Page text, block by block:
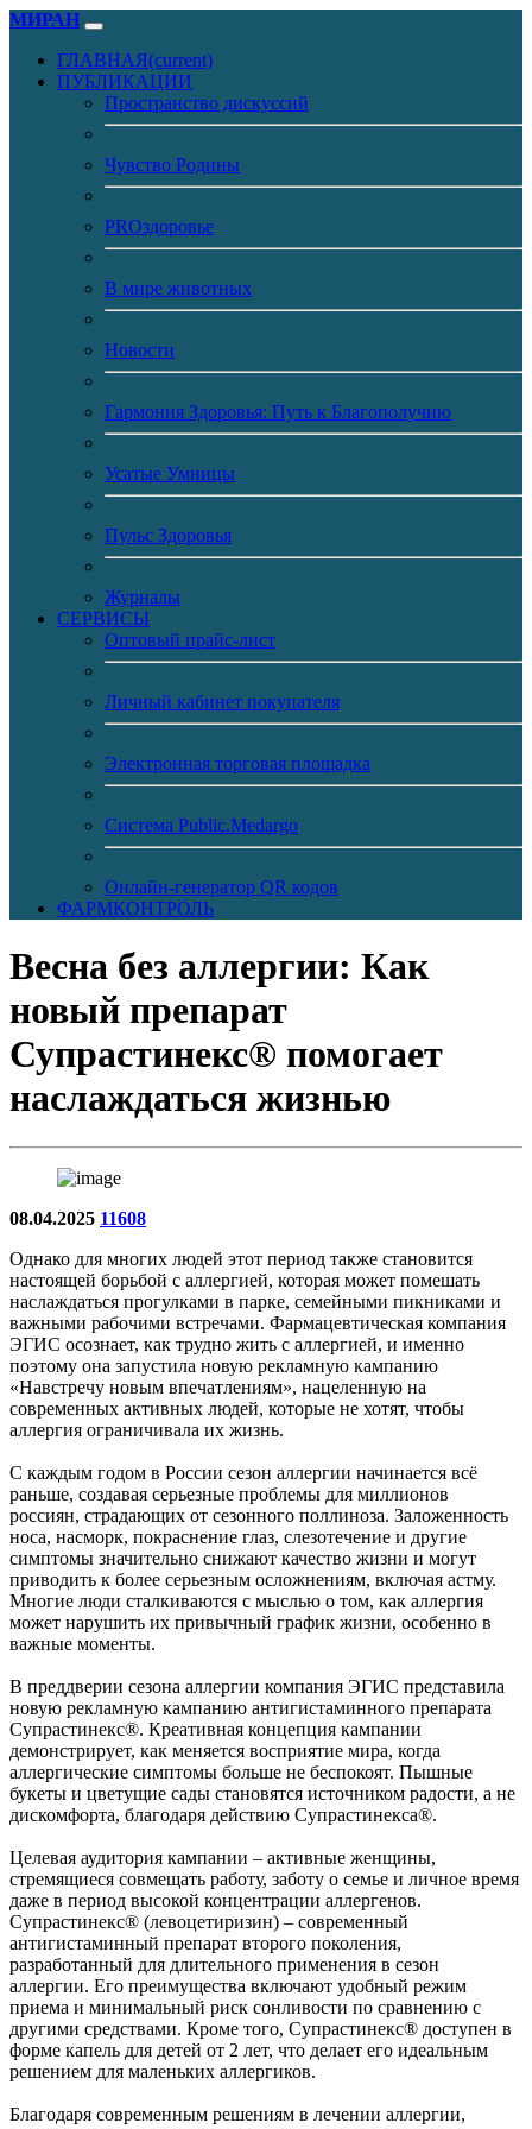
МИРАН
ГЛАВНАЯ(current)
ПУБЛИКАЦИИ
Пространство дискуссий
Чувство Родины
PROздоровье
В мире животных
Новости
Гармония Здоровья: Путь к Благополучию
Усатые Умницы
Пульс Здоровья
Журналы
CЕРВИСЫ
Оптовый прайс-лист
Личный кабинет покупателя
Электронная торговая площадка
Система Public.Medargo
Онлайн-генератор QR кодов
ФАРМКОНТРОЛЬ
Весна без аллергии: Как
новый препарат
Супрастинекс® помогает
наслаждаться жизнью
08.04.2025 11608
Однако для многих людей этот период также становится
настоящей борьбой с аллергией, которая может помешать
наслаждаться прогулками в парке, семейными пикниками и
важными рабочими встречами. Фармацевтическая компания
ЭГИС осознает, как трудно жить с аллергией, и именно
поэтому она запустила новую рекламную кампанию
«Навстречу новым впечатлениям», нацеленную на
современных активных людей, которые не хотят, чтобы
аллергия ограничивала их жизнь.
С каждым годом в России сезон аллергии начинается всё
раньше, создавая серьезные проблемы для миллионов
россиян, страдающих от сезонного поллиноза. Заложенность
носа, насморк, покраснение глаз, слезотечение и другие
симптомы значительно снижают качество жизни и могут
приводить к более серьезным осложнениям, включая астму.
Многие люди сталкиваются с мыслью о том, как аллергия
может нарушить их привычный график жизни, особенно в
важные моменты.
В преддверии сезона аллергии компания ЭГИС представила
новую рекламную кампанию антигистаминного препарата
Супрастинекс®. Креативная концепция кампании
демонстрирует, как меняется восприятие мира, когда
аллергические симптомы больше не беспокоят. Пышные
букеты и цветущие сады становятся источником радости, а не
дискомфорта, благодаря действию Супрастинекса®.
Целевая аудитория кампании – активные женщины,
стремящиеся совмещать работу, заботу о семье и личное время
даже в период высокой концентрации аллергенов.
Супрастинекс® (левоцетиризин) – современный
антигистаминный препарат второго поколения,
разработанный для длительного применения в сезон
аллергии. Его преимущества включают удобный режим
приема и минимальный риск сонливости по сравнению с
другими средствами. Кроме того, Супрастинекс® доступен в
форме капель для детей от 2 лет, что делает его идеальным
решением для маленьких аллергиков.
Благодаря современным решениям в лечении аллергии,